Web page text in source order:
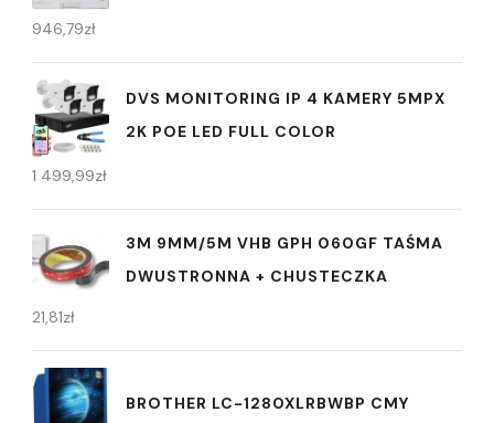
946,79zł
DVS MONITORING IP 4 KAMERY 5MPX
2K POE LED FULL COLOR
1 499,99zł
3M 9MM/5M VHB GPH 060GF TAŚMA
DWUSTRONNA + CHUSTECZKA
21,81zł
BROTHER LC-1280XLRBWBP CMY